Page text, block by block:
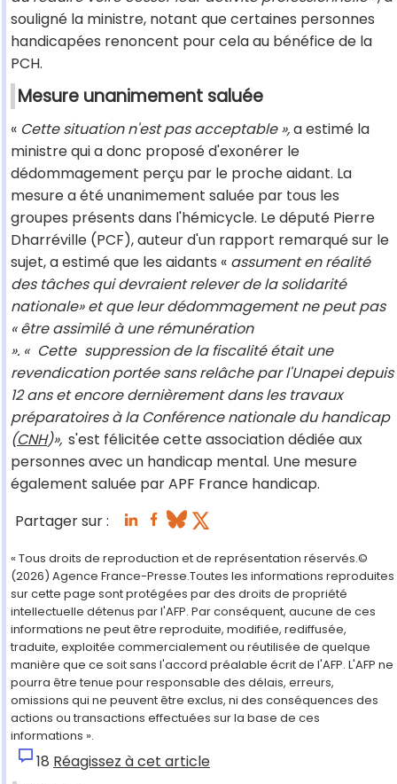
souligné la ministre, notant que certaines personnes
handicapées renoncent pour cela au bénéfice de la
PCH.
Mesure unanimement saluée
« Cette situation n'est pas acceptable »,a estimé la
ministre qui a donc proposé d'exonérer le
dédommagement perçu par le proche aidant. La
mesure a été unanimement saluée par tous les
groupes présents dans l'hémicycle. Le député Pierre
Dharréville (PCF), auteur d'un rapport remarqué sur le
sujet, a estimé que les aidants « assument en réalité
des tâches qui devraient relever de la solidarité
nationale» et que leur dédommagement ne peut pas
« être assimilé à une rémunération
». « Cette suppression de la fiscalité était une
revendication portée sans relâche par l'Unapei depuis
12 ans et encore dernièrement dans les travaux
préparatoires à la Conférence nationale du handicap
(CNH)», s'est félicitée cette association dédiée aux
personnes avec un handicap mental. Une mesure
également saluée par APF France handicap.
Partager sur :
« Tous droits de reproduction et de représentation réservés.©
(2026) Agence France-Presse.Toutes les informations reproduites
sur cette page sont protégées par des droits de propriété
intellectuelle détenus par l'AFP. Par conséquent, aucune de ces
informations ne peut être reproduite, modifiée, rediffusée,
traduite, exploitée commercialement ou réutilisée de quelque
manière que ce soit sans l'accord préalable écrit de l'AFP. L'AFP ne
pourra être tenue pour responsable des délais, erreurs,
omissions qui ne peuvent être exclus, ni des conséquences des
actions ou transactions effectuées sur la base de ces
informations ».
18 Réagissez à cet article